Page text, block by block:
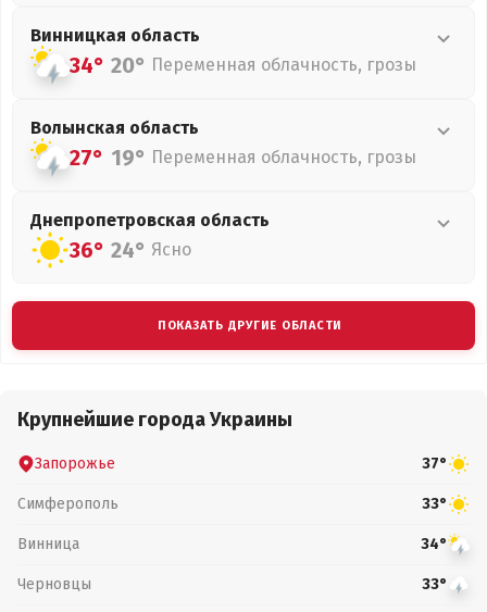
Винницкая область
34° 20° Переменная облачность, грозы
Волынская область
27° 19° Переменная облачность, грозы
Днепропетровская область
36° 24° Ясно
ПОКАЗАТЬ ДРУГИЕ ОБЛАСТИ
Крупнейшие города Украины
Запорожье 37°
Симферополь 33°
Винница 34°
Черновцы 33°